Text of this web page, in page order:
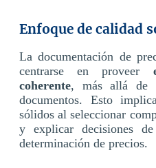
Enfoque de calidad
La documentación de
centrarse en proveer
coherente, más allá de
documentos. Esto
sólidos al seleccionar
y explicar decisiones
determinación de precios.